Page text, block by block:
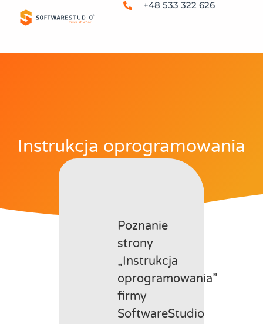
+48 533 322 626
Instrukcja oprogramowania
Poznanie
strony
„Instrukcja
oprogramowania”
firmy
SoftwareStudio